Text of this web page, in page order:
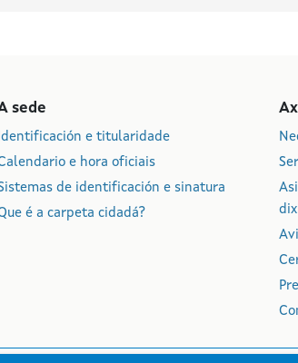
sede
e titularidade
e hora oficiais
de identificación e sinatura
é a carpeta cidadá?